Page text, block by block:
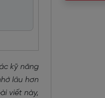
kỹ năng
lâu hơn
viết này,